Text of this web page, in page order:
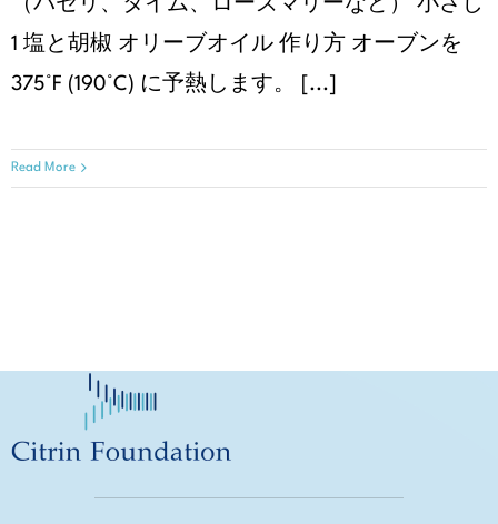
（パセリ、タイム、ローズマリーなど） 小さじ
1 塩と胡椒 オリーブオイル 作り方 オーブンを
375°F (190°C) に予熱します。 [...]
Read More